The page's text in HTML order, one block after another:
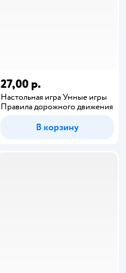
27,00 р.
Настольная игра Умные игры
Правила дорожного движения
В корзину